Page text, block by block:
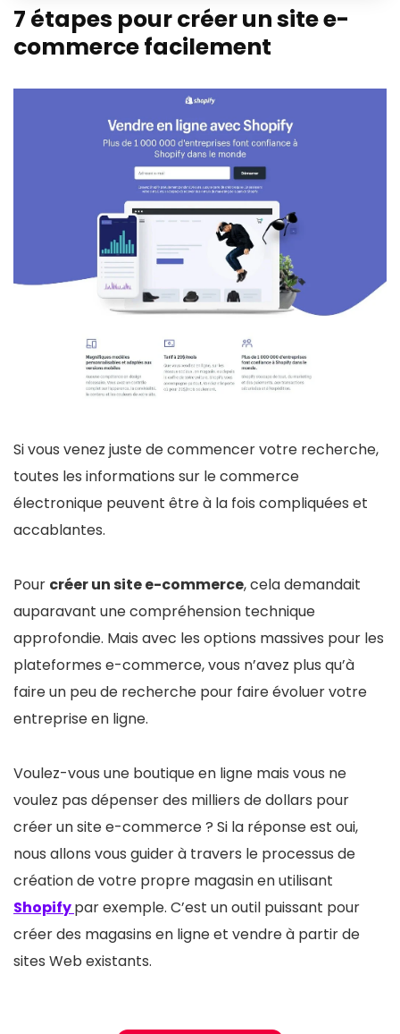
7 étapes pour créer un site e-
commerce facilement
Si vous venez juste de commencer votre recherche,
toutes les informations sur le commerce
électronique peuvent être à la fois compliquées et
accablantes.
Pour créer un site e-commerce, cela demandait
auparavant une compréhension technique
approfondie. Mais avec les options massives pour les
plateformes e-commerce, vous n’avez plus qu’à
faire un peu de recherche pour faire évoluer votre
entreprise en ligne.
Voulez-vous une boutique en ligne mais vous ne
voulez pas dépenser des milliers de dollars pour
créer un site e-commerce ? Si la réponse est oui,
nous allons vous guider à travers le processus de
création de votre propre magasin en utilisant
Shopifypar exemple. C’est un outil puissant pour
créer des magasins en ligne et vendre à partir de
sites Web existants.